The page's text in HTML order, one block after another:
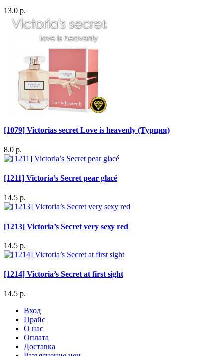
13.0 р.
[1079] Victorias secret Love is heavenly (Турция)
8.0 р.
[1211] Victoria’s Secret pear glacé
14.5 р.
[1213] Victoria’s Secret very sexy red
14.5 р.
[1214] Victoria’s Secret at first sight
14.5 р.
Вход
Прайс
О нас
Оплата
Доставка